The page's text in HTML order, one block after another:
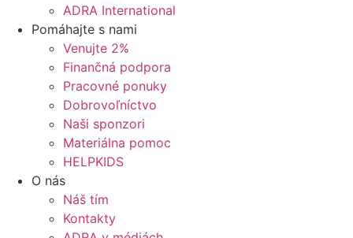
ADRA International
Pomáhajte s nami
Venujte 2%
Finančná podpora
Pracovné ponuky
Dobrovoľníctvo
Naši sponzori
Materiálna pomoc
HELPKIDS
O nás
Náš tím
Kontakty